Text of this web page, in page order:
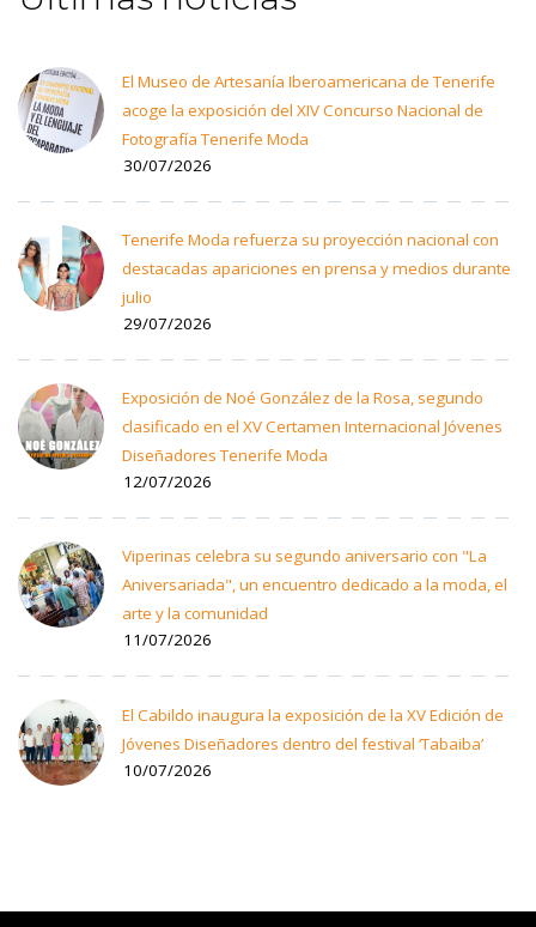
El Museo de Artesanía Iberoamericana de Tenerife
acoge la exposición del XIV Concurso Nacional de
Fotografía Tenerife Moda
30/07/2026
Tenerife Moda refuerza su proyección nacional con
destacadas apariciones en prensa y medios durante
julio
29/07/2026
Exposición de Noé González de la Rosa, segundo
clasificado en el XV Certamen Internacional Jóvenes
Diseñadores Tenerife Moda
12/07/2026
Viperinas celebra su segundo aniversario con "La
Aniversariada", un encuentro dedicado a la moda, el
arte y la comunidad
11/07/2026
El Cabildo inaugura la exposición de la XV Edición de
Jóvenes Diseñadores dentro del festival ‘Tabaiba’
10/07/2026